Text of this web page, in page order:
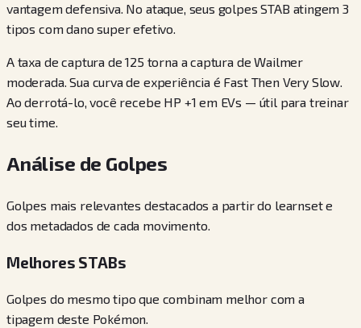
vantagem defensiva. No ataque, seus golpes STAB atingem 3
tipos com dano super efetivo.
A taxa de captura de 125 torna a captura de Wailmer
moderada. Sua curva de experiência é Fast Then Very Slow.
Ao derrotá-lo, você recebe HP +1 em EVs — útil para treinar
seu time.
Análise de Golpes
Golpes mais relevantes destacados a partir do learnset e
dos metadados de cada movimento.
Melhores STABs
Golpes do mesmo tipo que combinam melhor com a
tipagem deste Pokémon.